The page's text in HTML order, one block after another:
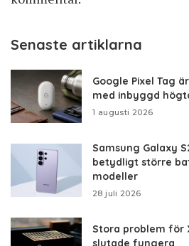
Senaste artiklarna
Google Pixel Tag
med inbyggd
1 augusti 2026
Samsung Galaxy
betydligt större
modeller
28 juli 2026
Stora problem för
slutade fungera